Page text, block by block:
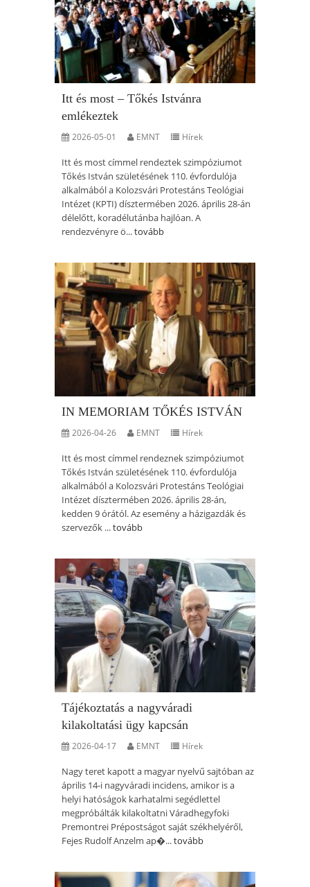
Itt és most – Tőkés Istvánra
emlékeztek
2026-05-01 EMNT Hírek
Itt és most címmel rendeztek szimpóziumot
Tőkés István születésének 110. évfordulója
alkalmából a Kolozsvári Protestáns Teológiai
Intézet (KPTI) dísztermében 2026. április 28-án
délelőtt, koradélutánba hajlóan. A
rendezvényre ö...tovább
IN MEMORIAM TŐKÉS ISTVÁN
2026-04-26 EMNT Hírek
Itt és most címmel rendeznek szimpóziumot
Tőkés István születésének 110. évfordulója
alkalmából a Kolozsvári Protestáns Teológiai
Intézet dísztermében 2026. április 28-án,
kedden 9 órától. Az esemény a házigazdák és
szervezők ...tovább
Tájékoztatás a nagyváradi
kilakoltatási ügy kapcsán
2026-04-17 EMNT Hírek
Nagy teret kapott a magyar nyelvű sajtóban az
április 14-i nagyváradi incidens, amikor is a
helyi hatóságok karhatalmi segédlettel
megpróbálták kilakoltatni Váradhegyfoki
Premontrei Prépostságot saját székhelyéről,
Fejes Rudolf Anzelm ap�...tovább